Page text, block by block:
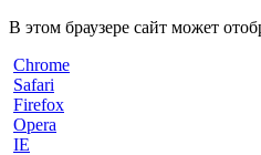
В этом браузере сайт может
Chrome
Safari
Firefox
Opera
IE